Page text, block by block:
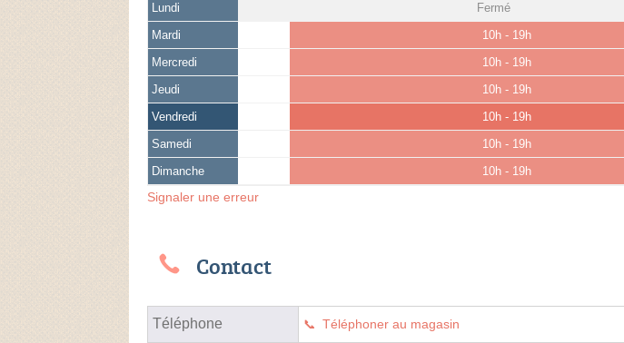
Lundi Fermé
Mardi 10h - 19h
Mercredi 10h - 19h
Jeudi 10h - 19h
Vendredi 10h - 19h
Samedi 10h - 19h
Dimanche 10h - 19h
Signaler une erreur
Contact
Téléphone Téléphoner au magasin